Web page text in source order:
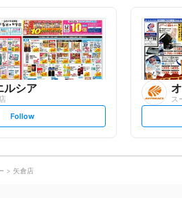
l
o
w
ルシア
s
t
o
w
Follow
ス
矢倉店